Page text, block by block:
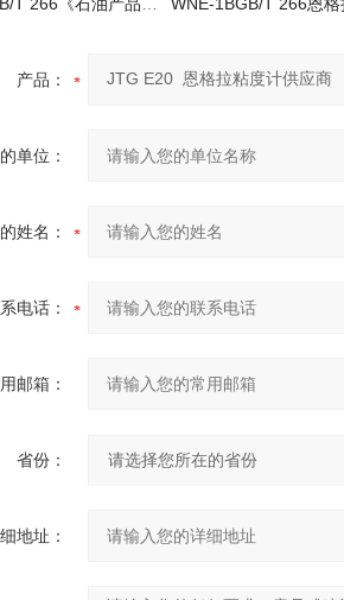
产品：
单位：
姓名：
电话：
邮箱：
省份：
地址：